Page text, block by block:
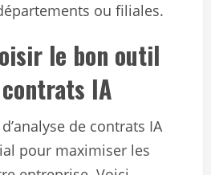
ou filiales.
le bon outil
contrats IA
de contrats IA
pour maximiser les